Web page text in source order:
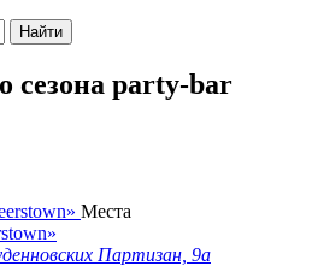
Найти
сезона party-bar
Места
Партизан, 9а